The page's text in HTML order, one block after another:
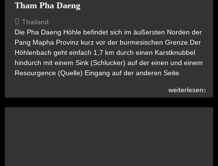
Tham Pha Daeng
Thailand
Die Pha Daeng Höhle befindet sich im äußersten Norden der
Pang Mapha Provinz kurz vor der burmesischen Grenze.Der
Höhlenbach geht einfach 1,7 km durch einen Karstknubbel
hindurch mit einem Sink (Schlucker) auf der einen und einem
Resourgence (Quelle) Eingang auf der anderen Seite.
weiterlesen